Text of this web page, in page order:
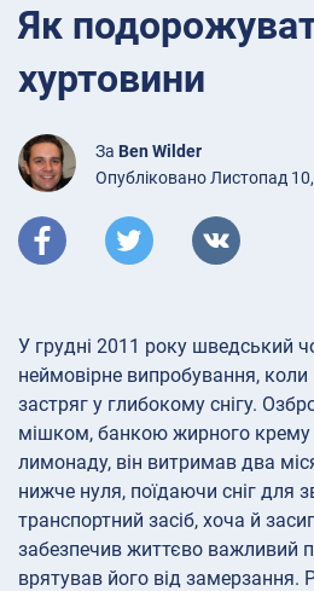
Як
хуртовини
За Ben Wilder
Опубліковано Листопад
У грудні 2011 року шведський
неймовірне випробування, коли
застряг у глибокому снігу.
мішком, банкою жирного крему
лимонаду, він витримав два
нижче нуля, поїдаючи сніг для
транспортний засіб, хоча й
забезпечив життєво важливий
врятував його від замерзання.